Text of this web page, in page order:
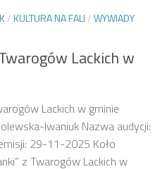
/KULTURA NA FALI/WYWIADY
Lackich w
Lackich w gminie
Iwaniuk Nazwa audycji:
29-11-2025 Koło
z Twarogów Lackich w